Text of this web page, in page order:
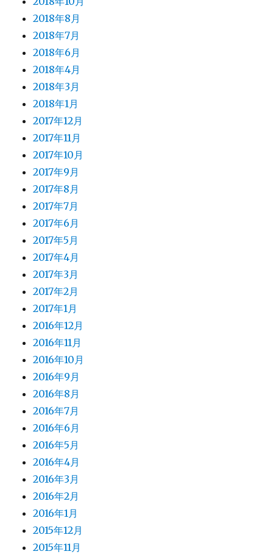
2018年8月
2018年7月
2018年6月
2018年4月
2018年3月
2018年1月
2017年12月
2017年11月
2017年10月
2017年9月
2017年8月
2017年7月
2017年6月
2017年5月
2017年4月
2017年3月
2017年2月
2017年1月
2016年12月
2016年11月
2016年10月
2016年9月
2016年8月
2016年7月
2016年6月
2016年5月
2016年4月
2016年3月
2016年2月
2016年1月
2015年12月
2015年11月